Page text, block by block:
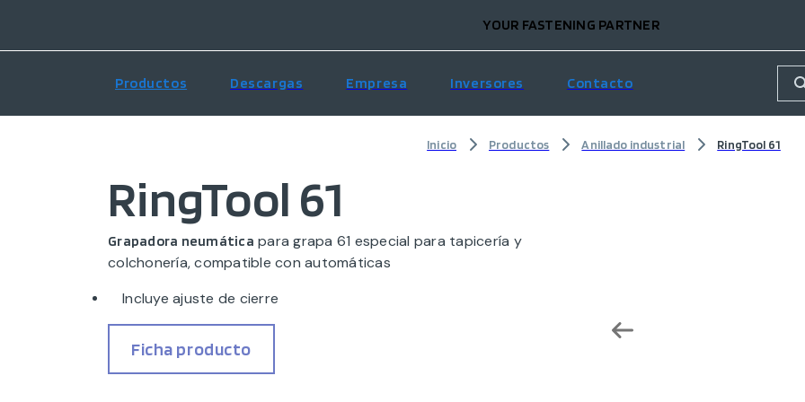
YOUR FASTENING PARTNER
Productos Descargas Empresa Inversores Contacto
Inicio Productos Anillado industrial RingTool 61
RingTool 61
Grapadora neumática para grapa 61 especial para tapicería y
colchonería, compatible con automáticas
Incluye ajuste de cierre
Ficha producto